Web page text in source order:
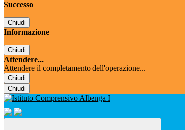
Successo
Chiudi
Informazione
Chiudi
Attendere...
Attendere il completamento dell'operazione...
Chiudi
Chiudi